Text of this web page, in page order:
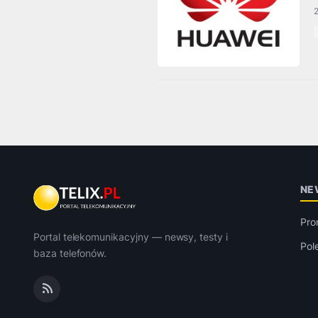
Portal telekomunikacyjny — newsy, testy i
baza telefonów.